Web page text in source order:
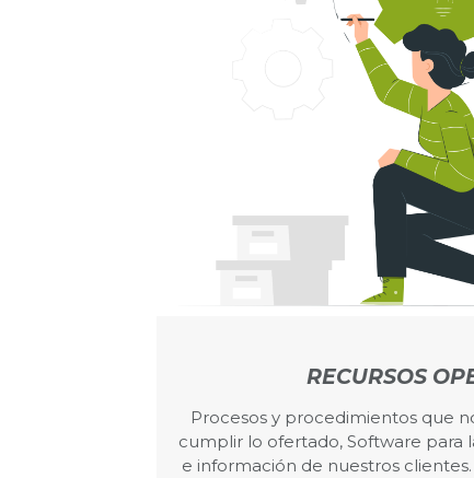
RECURSOS
Procesos y procedimientos que
cumplir lo ofertado, Software para
e información de nuestros clientes.